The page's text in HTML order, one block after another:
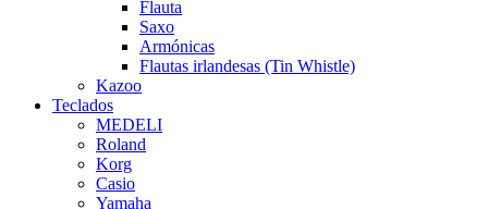
Flauta
Saxo
Armónicas
Flautas irlandesas (Tin Whistle)
Kazoo
Teclados
MEDELI
Roland
Korg
Casio
Yamaha